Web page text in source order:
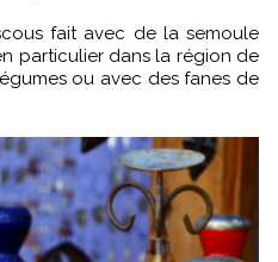
fait avec de la semoule
particulier dans la région de
ou avec des fanes de